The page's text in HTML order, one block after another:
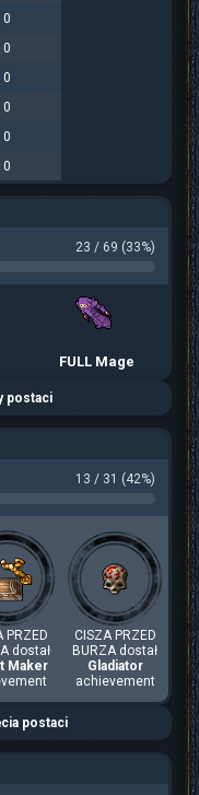
0
0
0
0
0
0
23 / 69 (33%)
FULL Mage
postaci
13 / 31 (42%)
PRZED
dostał
Maker
CISZA PRZED
BURZA dostał
Gladiator
achievement
postaci